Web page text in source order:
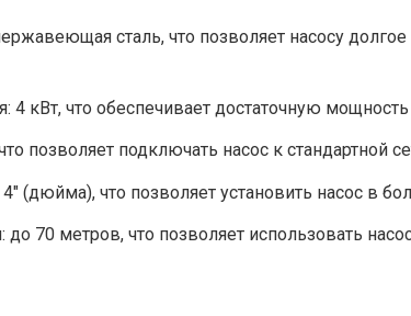
сталь, что позволяет насосу
4 кВт, что обеспечивает достаточную
позволяет подключать насос к стандартной
(дюйма), что позволяет установить насос в
до 70 метров, что позволяет использовать